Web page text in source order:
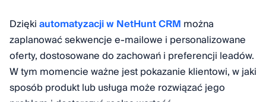
Dziękiautomatyzacji w NetHunt CRM można
zaplanować sekwencje e-mailowe i personalizowane
oferty, dostosowane do zachowań i preferencji leadów.
W tym momencie ważne jest pokazanie klientowi, w jaki
sposób produkt lub usługa może rozwiązać jego